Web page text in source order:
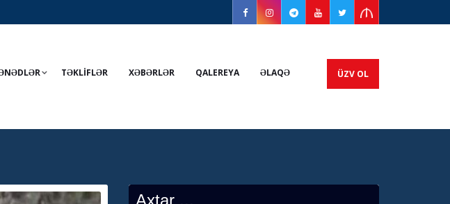
ÜZV OL
TƏKLİFLƏR XƏBƏRLƏR QALEREYA ƏLAQƏ
Axtar ...